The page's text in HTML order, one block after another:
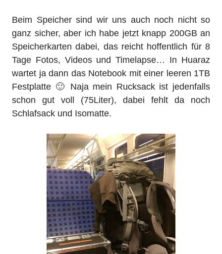
Beim Speicher sind wir uns auch noch nicht so
ganz sicher, aber ich habe jetzt knapp 200GB an
Speicherkarten dabei, das reicht hoffentlich für 8
Tage Fotos, Videos und Timelapse… In Huaraz
wartet ja dann das Notebook mit einer leeren 1TB
Festplatte 🙂 Naja mein Rucksack ist jedenfalls
schon gut voll (75Liter), dabei fehlt da noch
Schlafsack und Isomatte.